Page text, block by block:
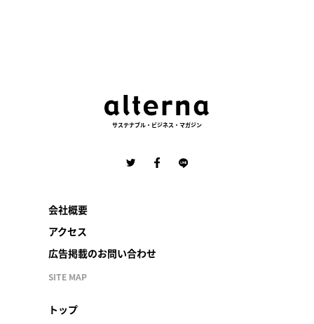
サステナブル・ビジネス・マガジン
会社概要
アクセス
広告掲載のお問い合わせ
SITE MAP
トップ